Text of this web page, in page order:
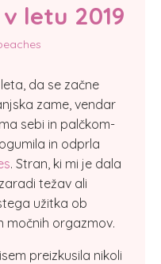
letu 2019
da se začne
zame, vendar
sebi in palčkom-
in odprla
. Stran, ki mi je dala
težav ali
užitka ob
močnih orgazmov.
preizkusila nikoli